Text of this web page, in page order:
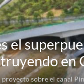
el
en
proyecto sobre el canal